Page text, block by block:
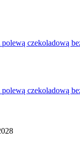
czekoladową
czekoladową